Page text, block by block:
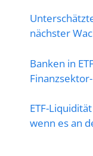
nächster
Banken in
ETF-
wenn es an